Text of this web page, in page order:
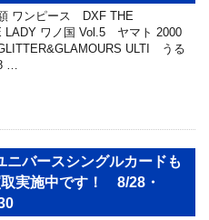
ワンピース DXF THE
LADY ワノ国 Vol.5 ヤマト 2000
ULTI うる
…
ニバースシングルカードも
実施中です！ 8/28・